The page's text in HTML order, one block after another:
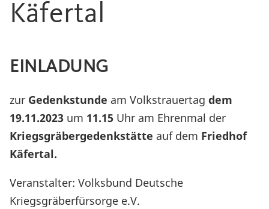
Käfertal
EINLADUNG
zur Gedenkstunde am Volkstrauertag dem
19.11.2023 um 11.15 Uhr am Ehrenmal der
Kriegsgräbergedenkstätte auf dem Friedhof
Käfertal.
Veranstalter: Volksbund Deutsche
Kriegsgräberfürsorge e.V.